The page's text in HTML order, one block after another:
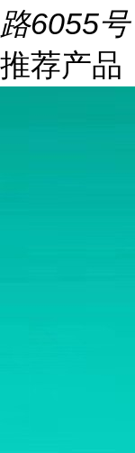
路6055号
推荐产品